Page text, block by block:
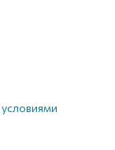
условиями